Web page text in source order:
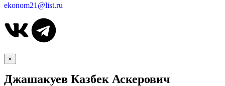
ekonom21@list.ru
×
Джашакуев Казбек Аскерович